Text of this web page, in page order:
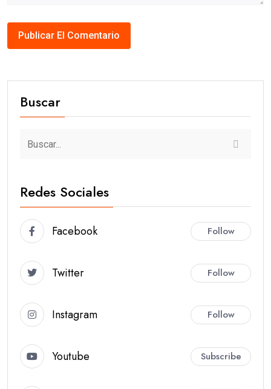
Buscar
Redes Sociales
Facebook Follow
Twitter Follow
Instagram Follow
Youtube Subscribe